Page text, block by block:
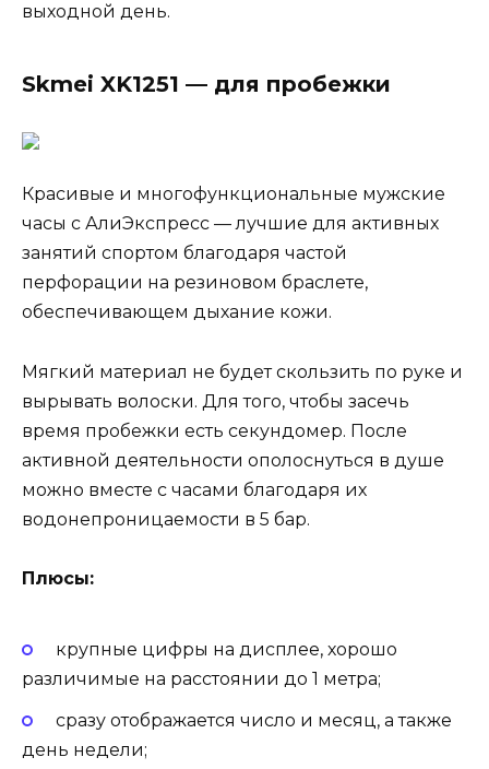
выходной день.
Skmei XK1251 — для пробежки
Красивые и многофункциональные мужские
часы с АлиЭкспресс — лучшие для активных
занятий спортом благодаря частой
перфорации на резиновом браслете,
обеспечивающем дыхание кожи.
Мягкий материал не будет скользить по руке и
вырывать волоски. Для того, чтобы засечь
время пробежки есть секундомер. После
активной деятельности ополоснуться в душе
можно вместе с часами благодаря их
водонепроницаемости в 5 бар.
Плюсы:
крупные цифры на дисплее, хорошо
различимые на расстоянии до 1 метра;
сразу отображается число и месяц, а также
день недели;